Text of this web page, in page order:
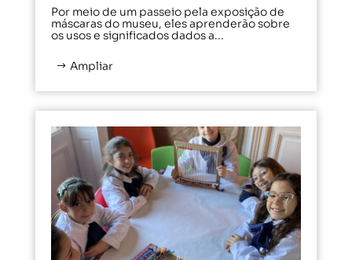
Por meio de um passeio pela exposição de
máscaras do museu, eles aprenderão sobre
os usos e significados dados a...
Ampliar